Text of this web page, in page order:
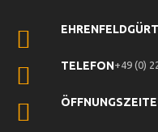
TELEFON+49 (0)